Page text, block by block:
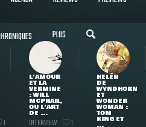
PLUS
1
L'AMOUR
ET LA
VERMINE
: WILL
MCPHAIL,
OU L'ART
DE ...
INTERVIEW 1
HELEN
DE
WYNDHORN
ET
WONDER
WOMAN :
TOM
KING ET
...